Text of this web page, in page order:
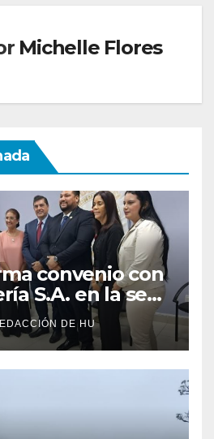
Michelle Flores
convenio con
S.A. en la sede
DE HU